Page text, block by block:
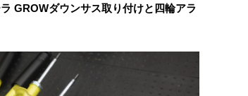
GROWダウンサス取り付けと四輪アラ